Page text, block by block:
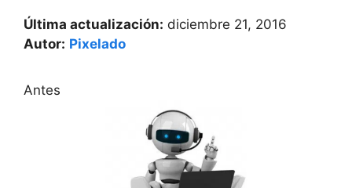
Última actualización: diciembre 21, 2016
Autor: Pixelado
Antes